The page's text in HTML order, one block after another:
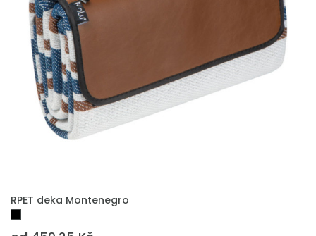
PŘIDAT DO POPTÁVKY
RPET deka Montenegro